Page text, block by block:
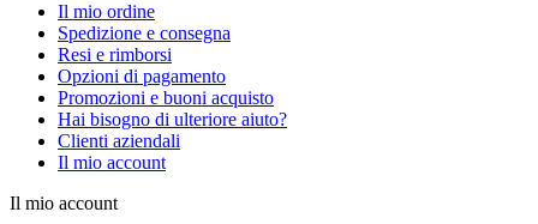
Il mio ordine
Spedizione e consegna
Resi e rimborsi
Opzioni di pagamento
Promozioni e buoni acquisto
Hai bisogno di ulteriore aiuto?
Clienti aziendali
Il mio account
Il mio account